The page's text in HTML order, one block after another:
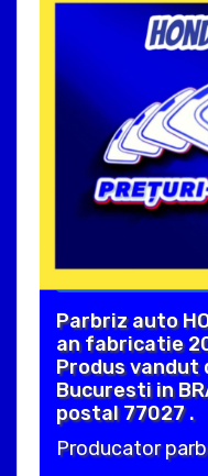
Parbriz auto
an fabricatie
Produs vandut
Bucuresti in
postal 77027 .
Producator